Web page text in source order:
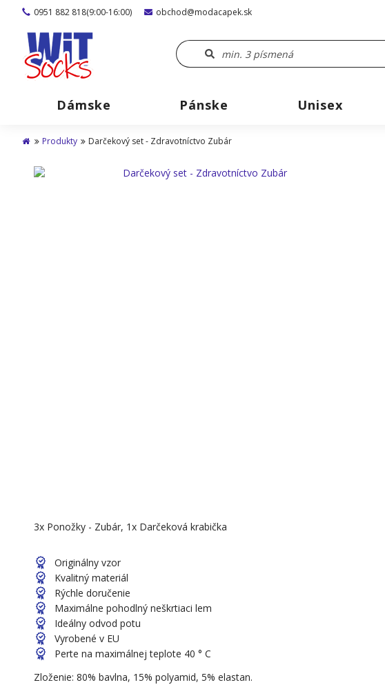
0951 882 818(9:00-16:00) obchod@modacapek.sk
Dámske Pánske Unisex
Produkty Darčekový set - Zdravotníctvo Zubár
3x Ponožky - Zubár, 1x Darčeková krabička
Originálny vzor
Kvalitný materiál
Rýchle doručenie
Maximálne pohodlný neškrtiaci lem
Ideálny odvod potu
Vyrobené v EU
Perte na maximálnej teplote 40 ° C
Zloženie: 80% bavlna, 15% polyamid, 5% elastan.